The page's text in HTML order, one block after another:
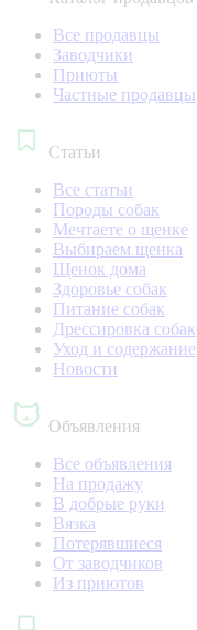
Все продавцы
Заводчики
Приюты
Частные продавцы
Статьи
Все статьи
Породы собак
Мечтаете о щенке
Выбираем щенка
Щенок дома
Здоровье собак
Питание собак
Дрессировка собак
Уход и содержание
Новости
Объявления
Все объявления
На продажу
В добрые руки
Вязка
Потерявшиеся
От заводчиков
Из приютов